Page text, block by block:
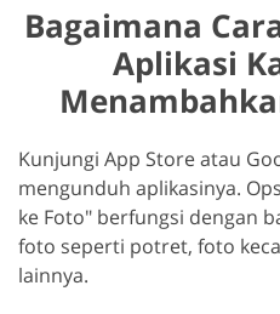
Bagaimana
Aplikasi
Kunjungi App Store atau
mengunduh aplikasinya.
ke Foto" berfungsi dengan
foto seperti potret, foto
lainnya.